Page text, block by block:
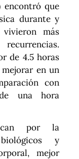
encontró que
durante y
más
de 4.5 horas
en un
con
una hora
por la
y
mejor